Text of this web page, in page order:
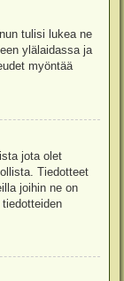
tulisi lukea ne
ylälaidassa ja
myöntää
jota olet
Tiedotteet
joihin ne on